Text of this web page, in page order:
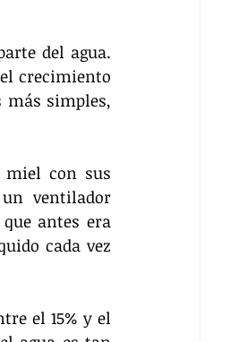
del agua.
crecimiento
más simples,
miel con sus
ventilador
antes era
cada vez
el 15% y el